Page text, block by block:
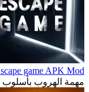
game APK Mod
مهمة الهروب بأسلوب